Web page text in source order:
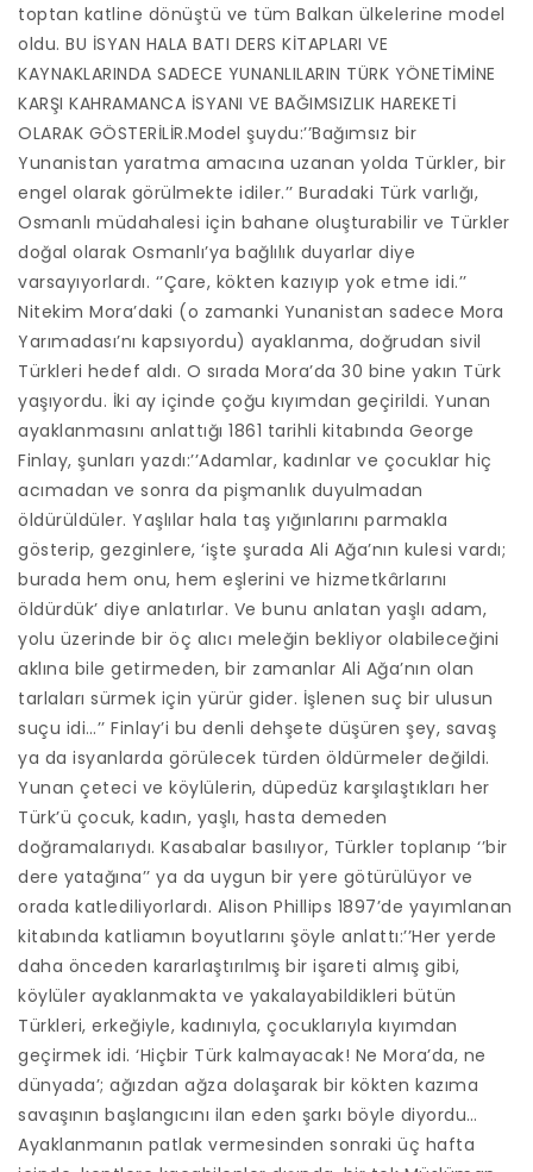
toptan katline dönüştü ve tüm Balkan ülkelerine model
oldu. BU İSYAN HALA BATI DERS KİTAPLARI VE
KAYNAKLARINDA SADECE YUNANLILARIN TÜRK YÖNETİMİNE
KARŞI KAHRAMANCA İSYANI VE BAĞIMSIZLIK HAREKETİ
OLARAK GÖSTERİLİR.Model şuydu:’’Bağımsız bir
Yunanistan yaratma amacına uzanan yolda Türkler, bir
engel olarak görülmekte idiler.’’ Buradaki Türk varlığı,
Osmanlı müdahalesi için bahane oluşturabilir ve Türkler
doğal olarak Osmanlı’ya bağlılık duyarlar diye
varsayıyorlardı. ‘’Çare, kökten kazıyıp yok etme idi.’’
Nitekim Mora’daki (o zamanki Yunanistan sadece Mora
Yarımadası’nı kapsıyordu) ayaklanma, doğrudan sivil
Türkleri hedef aldı. O sırada Mora’da 30 bine yakın Türk
yaşıyordu. İki ay içinde çoğu kıyımdan geçirildi. Yunan
ayaklanmasını anlattığı 1861 tarihli kitabında George
Finlay, şunları yazdı:’’Adamlar, kadınlar ve çocuklar hiç
acımadan ve sonra da pişmanlık duyulmadan
öldürüldüler. Yaşlılar hala taş yığınlarını parmakla
gösterip, gezginlere, ‘işte şurada Ali Ağa’nın kulesi vardı;
burada hem onu, hem eşlerini ve hizmetkârlarını
öldürdük’ diye anlatırlar. Ve bunu anlatan yaşlı adam,
yolu üzerinde bir öç alıcı meleğin bekliyor olabileceğini
aklına bile getirmeden, bir zamanlar Ali Ağa’nın olan
tarlaları sürmek için yürür gider. İşlenen suç bir ulusun
suçu idi…’’ Finlay’i bu denli dehşete düşüren şey, savaş
ya da isyanlarda görülecek türden öldürmeler değildi.
Yunan çeteci ve köylülerin, düpedüz karşılaştıkları her
Türk’ü çocuk, kadın, yaşlı, hasta demeden
doğramalarıydı. Kasabalar basılıyor, Türkler toplanıp ‘’bir
dere yatağına’’ ya da uygun bir yere götürülüyor ve
orada katlediliyorlardı. Alison Phillips 1897’de yayımlanan
kitabında katliamın boyutlarını şöyle anlattı:’’Her yerde
daha önceden kararlaştırılmış bir işareti almış gibi,
köylüler ayaklanmakta ve yakalayabildikleri bütün
Türkleri, erkeğiyle, kadınıyla, çocuklarıyla kıyımdan
geçirmek idi. ‘Hiçbir Türk kalmayacak! Ne Mora’da, ne
dünyada’; ağızdan ağza dolaşarak bir kökten kazıma
savaşının başlangıcını ilan eden şarkı böyle diyordu…
Ayaklanmanın patlak vermesinden sonraki üç hafta